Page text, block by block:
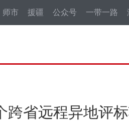
师市 援疆 公众号 一带一路
跨省远程异地评